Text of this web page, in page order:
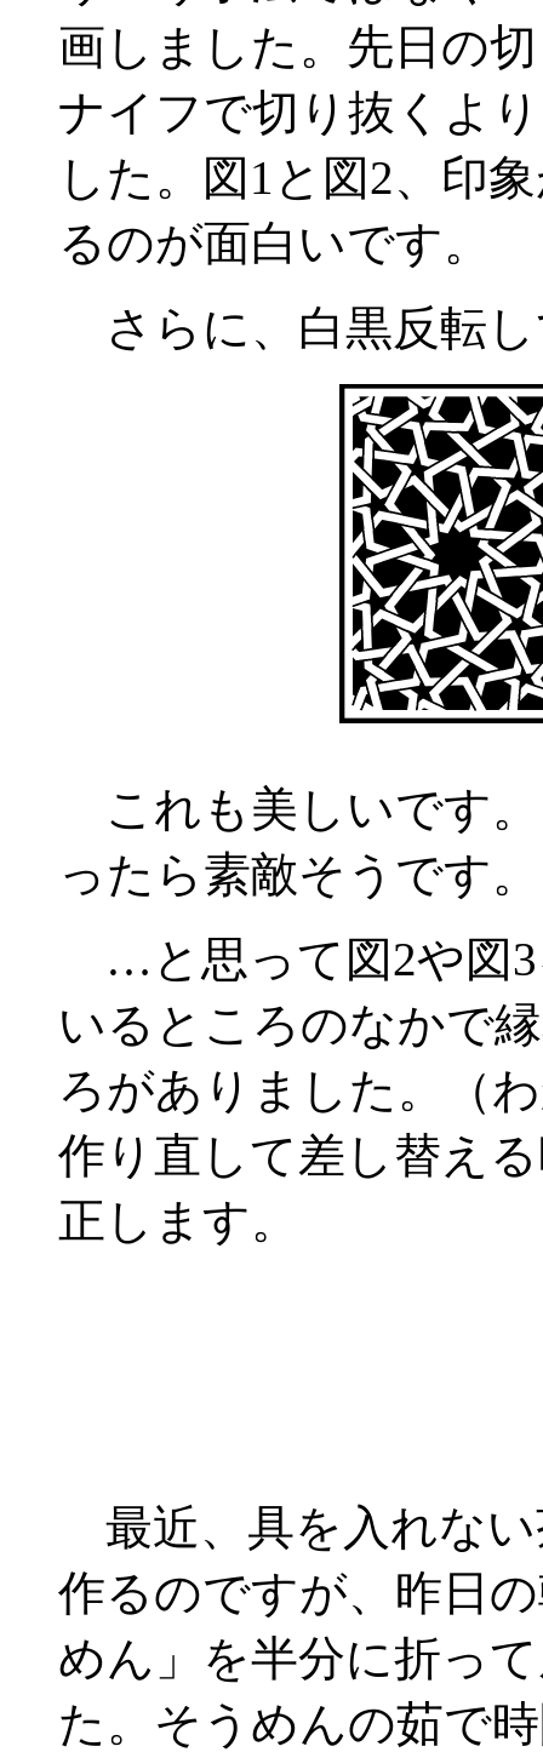
画しました。先日の
ナイフで切り抜くよ
した。図1と図2、印
るのが面白いです。
さらに、白黒反転
これも美しいです
ったら素敵そうです。
…と思って図2や図3
いるところのなかで
ろがありました。（
作り直して差し替え
正します。
最近、具を入れな
作るのですが、昨日
めん」を半分に折っ
た。そうめんの茹で